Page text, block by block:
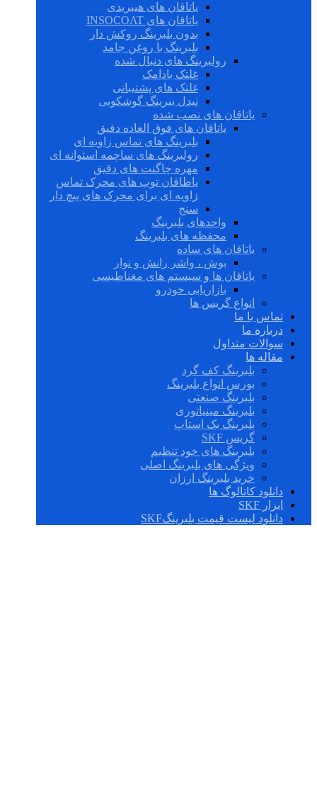
یاتاقان های هیبریدی
یاتاقان های INSOCOAT
بدون بلبرینگ روکش دار
بلبرینگ با روغن جامد
رولبرینگ های دنبال شده
غلتک بادامک
غلتک های پشتیبانی
نیدل بیرینگ گوشکوبی
یاتاقان های نصب شده
یاتاقان های فوق العاده دقیق
بلبرینگ های تماس زاویه ای
رولبرینگ های ساچمه استوانه ای
مهره چاگنت های دقیق
یاطاقان توپ های محرک تماس
زاویه ای برای محرک های پیچ دار
سنج
واحدهای بلبرینگ
محفظه های بلبرینگ
یاتاقان های ساده
بوش ، واشر رانش و نوار
یاتاقان ها و سیستم های مغناطیسی
بازاریابی خودرو
انواع گریس ها
تماس با ما
درباره ما
سوالات متداول
مقاله ها
بلبرینگ کف گرد
بورس انواع بلبرینگ
بلبرینگ صنعتی
بلبرینگ مینیاتوری
بلبرینگ بک استاپ
گریس SKF
بلبرینگ های خود تنظیم
ویژگی های بلبرینگ اصلی
خرید بلبرینگ ارزان
دانلود کاتالوگ ها
ابزار SKF
دانلود لیست قیمت بلبرینگSKF